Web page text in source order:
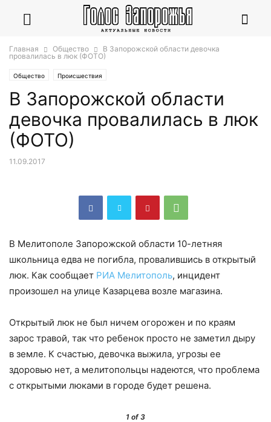
Главная Общество
В Запорожской области девочка
провалилась в люк (ФОТО)
Общество Происшествия
В Запорожской области
девочка провалилась в люк
(ФОТО)
11.09.2017
В Мелитополе Запорожской области 10-летняя
школьница едва не погибла, провалившись в открытый
люк. Как сообщает РИА Мелитополь, инцидент
произошел на улице Казарцева возле магазина.
Открытый люк не был ничем огорожен и по краям
зарос травой, так что ребенок просто не заметил дыру
в земле. К счастью, девочка выжила, угрозы ее
здоровью нет, а мелитопольцы надеются, что проблема
с открытыми люками в городе будет решена.
1 of 3